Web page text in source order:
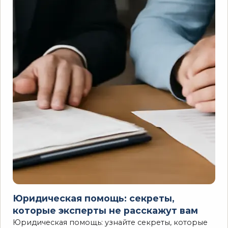
Юридическая помощь: секреты,
которые эксперты не расскажут вам
Юридическая помощь: узнайте секреты, которые